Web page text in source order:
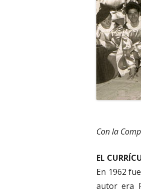
Con la
EL
En 1962
autor era